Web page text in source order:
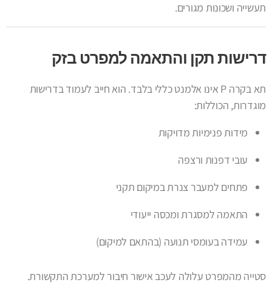
תעשייה ושכונות מגורים.
דרישות תקן והתאמה למפרט בזק
תא בקרה P אינו אלמנט כללי בלבד. הוא חייב לעמוד בדרישות
מוגדרות, הכוללות:
מידות פנימיות מדויקות
עובי דפנות ורצפה
פתחים למעבר צנרת במיקום תקני
התאמה למסגרת ומכסה ייעודי
עמידה בעומסי תנועה (בהתאם למיקום)
סטייה מהמפרט עלולה לעכב אישור חיבור למערכת התקשורת.